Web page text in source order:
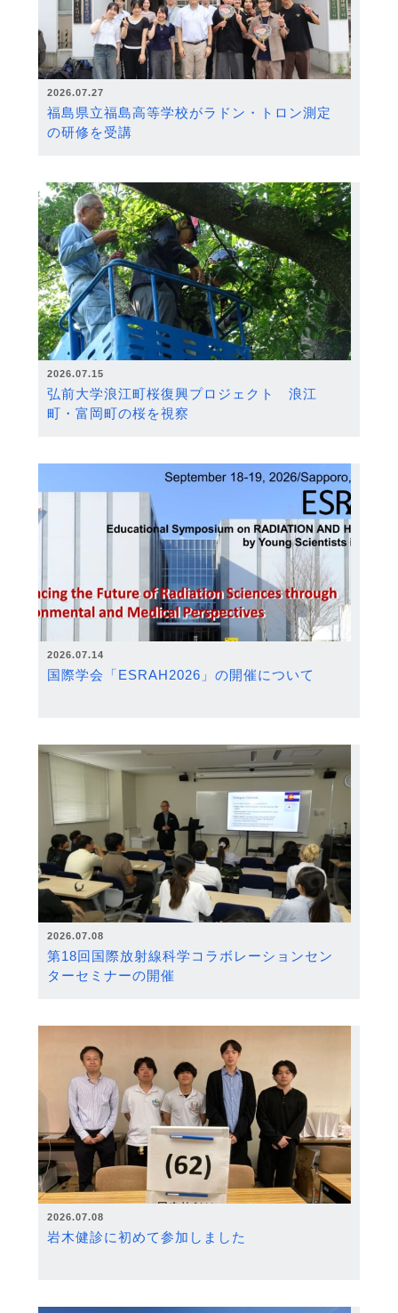
2026.07.27
福島県立福島高等学校がラドン・トロン測定
の研修を受講
2026.07.15
弘前大学浪江町桜復興プロジェクト 浪江
町・富岡町の桜を視察
2026.07.14
国際学会「ESRAH2026」の開催について
2026.07.08
第18回国際放射線科学コラボレーションセン
ターセミナーの開催
2026.07.08
岩木健診に初めて参加しました